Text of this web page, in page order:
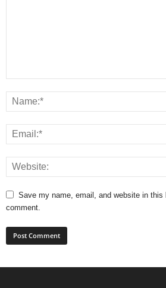
Save my name, email, and website in
comment.